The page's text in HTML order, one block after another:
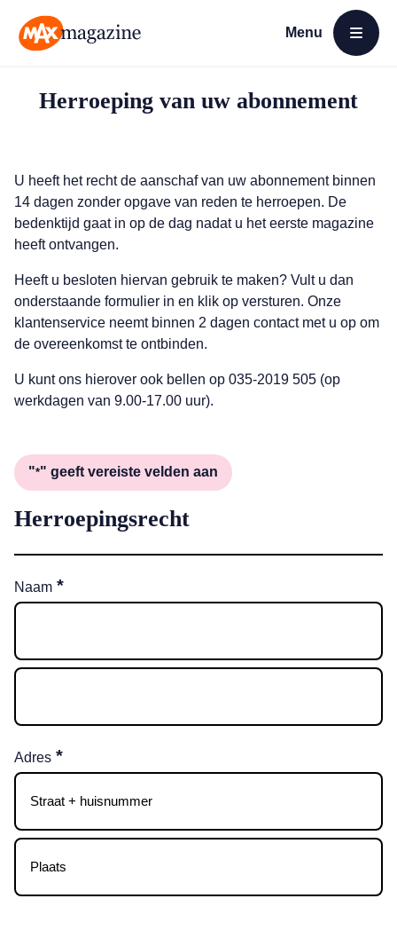
Menu
Open menu
Herroeping van uw abonnement
U heeft het recht de aanschaf van uw abonnement binnen
14 dagen zonder opgave van reden te herroepen. De
bedenktijd gaat in op de dag nadat u het eerste magazine
heeft ontvangen.
Heeft u besloten hiervan gebruik te maken? Vult u dan
onderstaande formulier in en klik op versturen. Onze
klantenservice neemt binnen 2 dagen contact met u op om
de overeenkomst te ontbinden.
U kunt ons hierover ook bellen op 035-2019 505 (op
werkdagen van 9.00-17.00 uur).
Herroepingsrecht
"*" geeft vereiste velden aan
Naam *
Adres *